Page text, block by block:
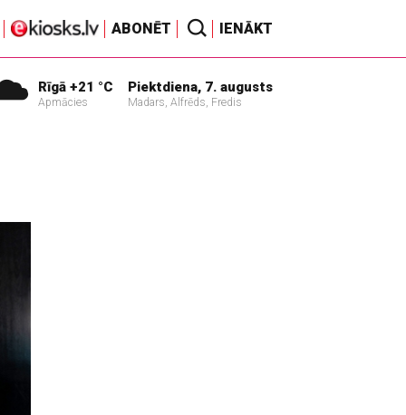
ABONĒT IENĀKT
Rīgā +21 °C
Apmācies
Piektdiena, 7. augusts
Madars, Alfrēds, Fredis